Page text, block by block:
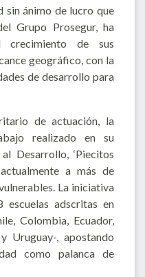
sin ánimo de lucro que
Grupo Prosegur, ha
crecimiento de sus
geográfico, con la
de desarrollo para
de actuación, la
realizado en su
Desarrollo, ‘Piecitos
a más de
La iniciativa
escuelas adscritas en
Colombia, Ecuador,
Uruguay-, apostando
como palanca de